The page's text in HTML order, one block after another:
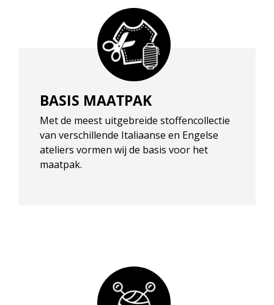
BASIS MAATPAK
Met de meest uitgebreide stoffencollectie
van verschillende Italiaanse en Engelse
ateliers vormen wij de basis voor het
maatpak.